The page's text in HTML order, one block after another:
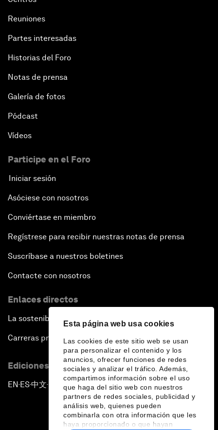
Esta página web usa cookies
Las cookies de este sitio web se usan
para personalizar el contenido y los
anuncios, ofrecer funciones de redes
sociales y analizar el tráfico. Además,
compartimos información sobre el uso
que haga del sitio web con nuestros
partners de redes sociales, publicidad y
análisis web, quienes pueden
combinarla con otra información que les
haya proporcionado o que hayan
Reuniones
Partes interesadas
Historias del Foro
Notas de prensa
Galería de fotos
Pódcast
Vídeos
Participe en el Foro
Iniciar sesión
Asóciese con nosotros
Conviértase en miembro
Regístrese para recibir nuestras notas de prensa
Suscríbase a nuestros boletines
Contacte con nosotros
Enlaces directos
La sostenibilidad en el Foro
Carreras profesionales
Ediciones en otros idiomas
EN ▪ES▪中文▪ 日本語